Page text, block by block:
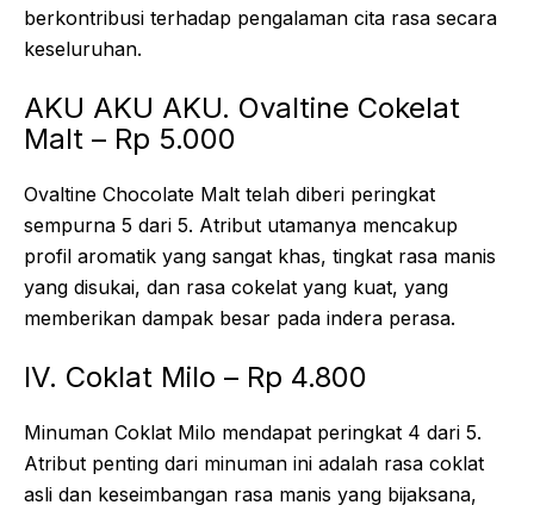
berkontribusi terhadap pengalaman cita rasa secara
keseluruhan.
AKU AKU AKU. Ovaltine Cokelat
Malt – Rp 5.000
Ovaltine Chocolate Malt telah diberi peringkat
sempurna 5 dari 5. Atribut utamanya mencakup
profil aromatik yang sangat khas, tingkat rasa manis
yang disukai, dan rasa cokelat yang kuat, yang
memberikan dampak besar pada indera perasa.
IV. Coklat Milo – Rp 4.800
Minuman Coklat Milo mendapat peringkat 4 dari 5.
Atribut penting dari minuman ini adalah rasa coklat
asli dan keseimbangan rasa manis yang bijaksana,